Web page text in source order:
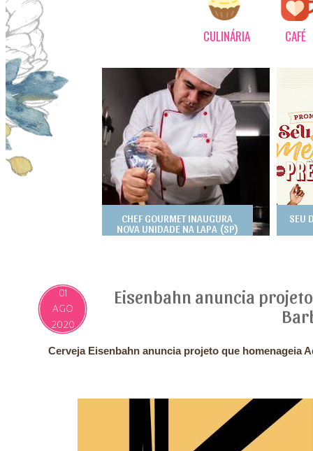
CULINÁRIA CAFÉ
CHEF GOURMET INAUGURA
NOVA UNIDADE NA LAPA (SP)
SEU
01
AGO
2020
Eisenbahn anuncia
Cerveja Eisenbahn anuncia projeto que homenageia